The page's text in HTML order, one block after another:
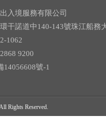
入境服務有限公司
干諾道中140-143號珠江船務
1062
9200
14056608號-1
Rights Reserved.